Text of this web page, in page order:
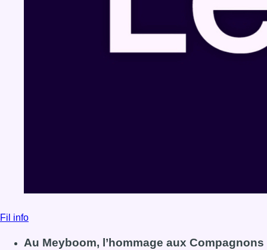
Fil info
Au Meyboom, l’hommage aux Compagnons